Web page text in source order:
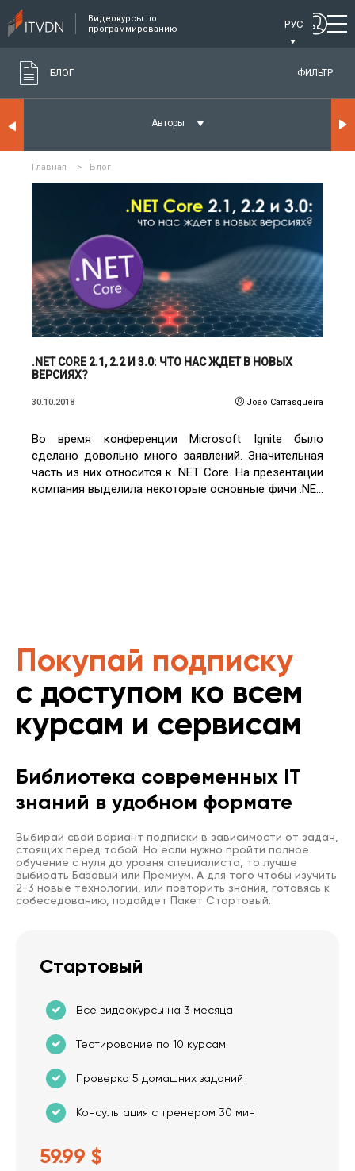
Видеокурсы по
программированию
РУС
БЛОГ ФИЛЬТР:
Авторы
Главная > Блог
ЧИТАТЬ ПОДРОБНЕЕ
.NET CORE 2.1, 2.2 И 3.0: ЧТО НАС ЖДЕТ В НОВЫХ
ВЕРСИЯХ?
30.10.2018 João Carrasqueira
Во время конференции Microsoft Ignite было
сделано довольно много заявлений. Значительная
часть из них относится к .NET Core. На презентации
компания выделила некоторые основные фичи .NET
Покупай подписку
с доступом ко всем
курсам и сервисам
Библиотека современных IT
знаний в удобном формате
Выбирай свой вариант подписки в зависимости от задач,
стоящих перед тобой. Но если нужно пройти полное
обучение с нуля до уровня специалиста, то лучше
выбирать Базовый или Премиум. А для того чтобы изучить
2-3 новые технологии, или повторить знания, готовясь к
собеседованию, подойдет Пакет Стартовый.
Стартовый
Все видеокурсы на 3 месяца
Тестирование по 10 курсам
Проверка 5 домашних заданий
Консультация с тренером 30 мин
59.99 $